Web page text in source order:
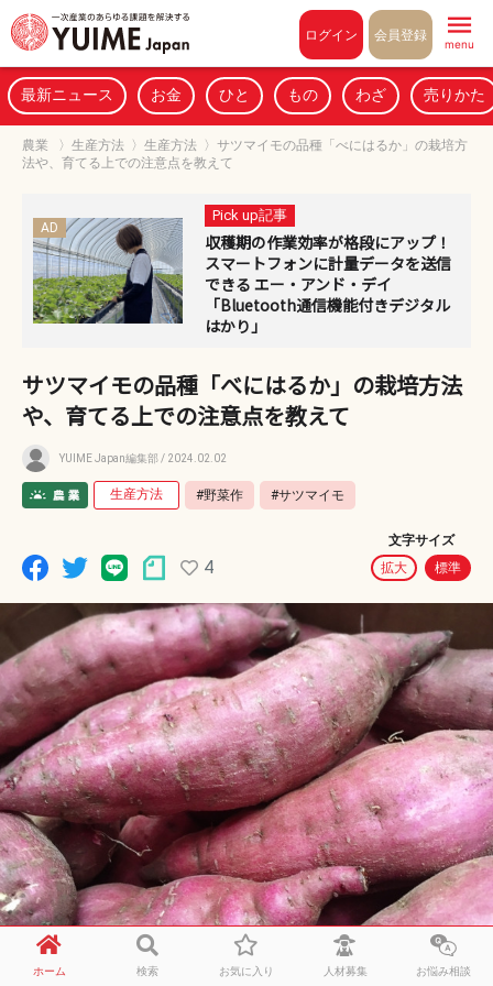
ログイン 会員登録
menu
最新ニュース お金 ひと もの わざ 売りかた
農業 〉 生産方法 〉 生産方法 〉 サツマイモの品種「べにはるか」の栽培方
法や、育てる上での注意点を教えて
AD
Pick up記事
収穫期の作業効率が格段にアップ！
スマートフォンに計量データを送信
できる エー・アンド・デイ
「Bluetooth通信機能付きデジタル
はかり」
サツマイモの品種「べにはるか」の栽培方法
や、育てる上での注意点を教えて
YUIME Japan編集部 / 2024.02.02
生産方法 #野菜作 #サツマイモ
4
文字サイズ
拡大
標準
ホーム 検索 お気に入り 人材募集 お悩み相談